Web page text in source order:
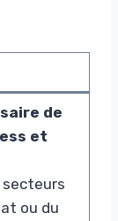
de
et
secteurs
ou du